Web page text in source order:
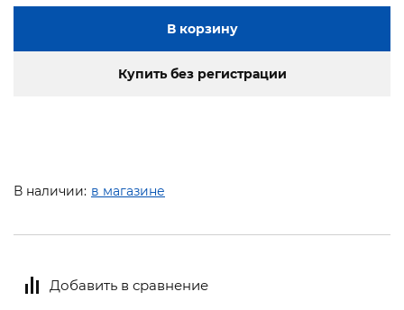
В корзину
Купить без регистрации
В наличии: в магазине
Добавить в сравнение